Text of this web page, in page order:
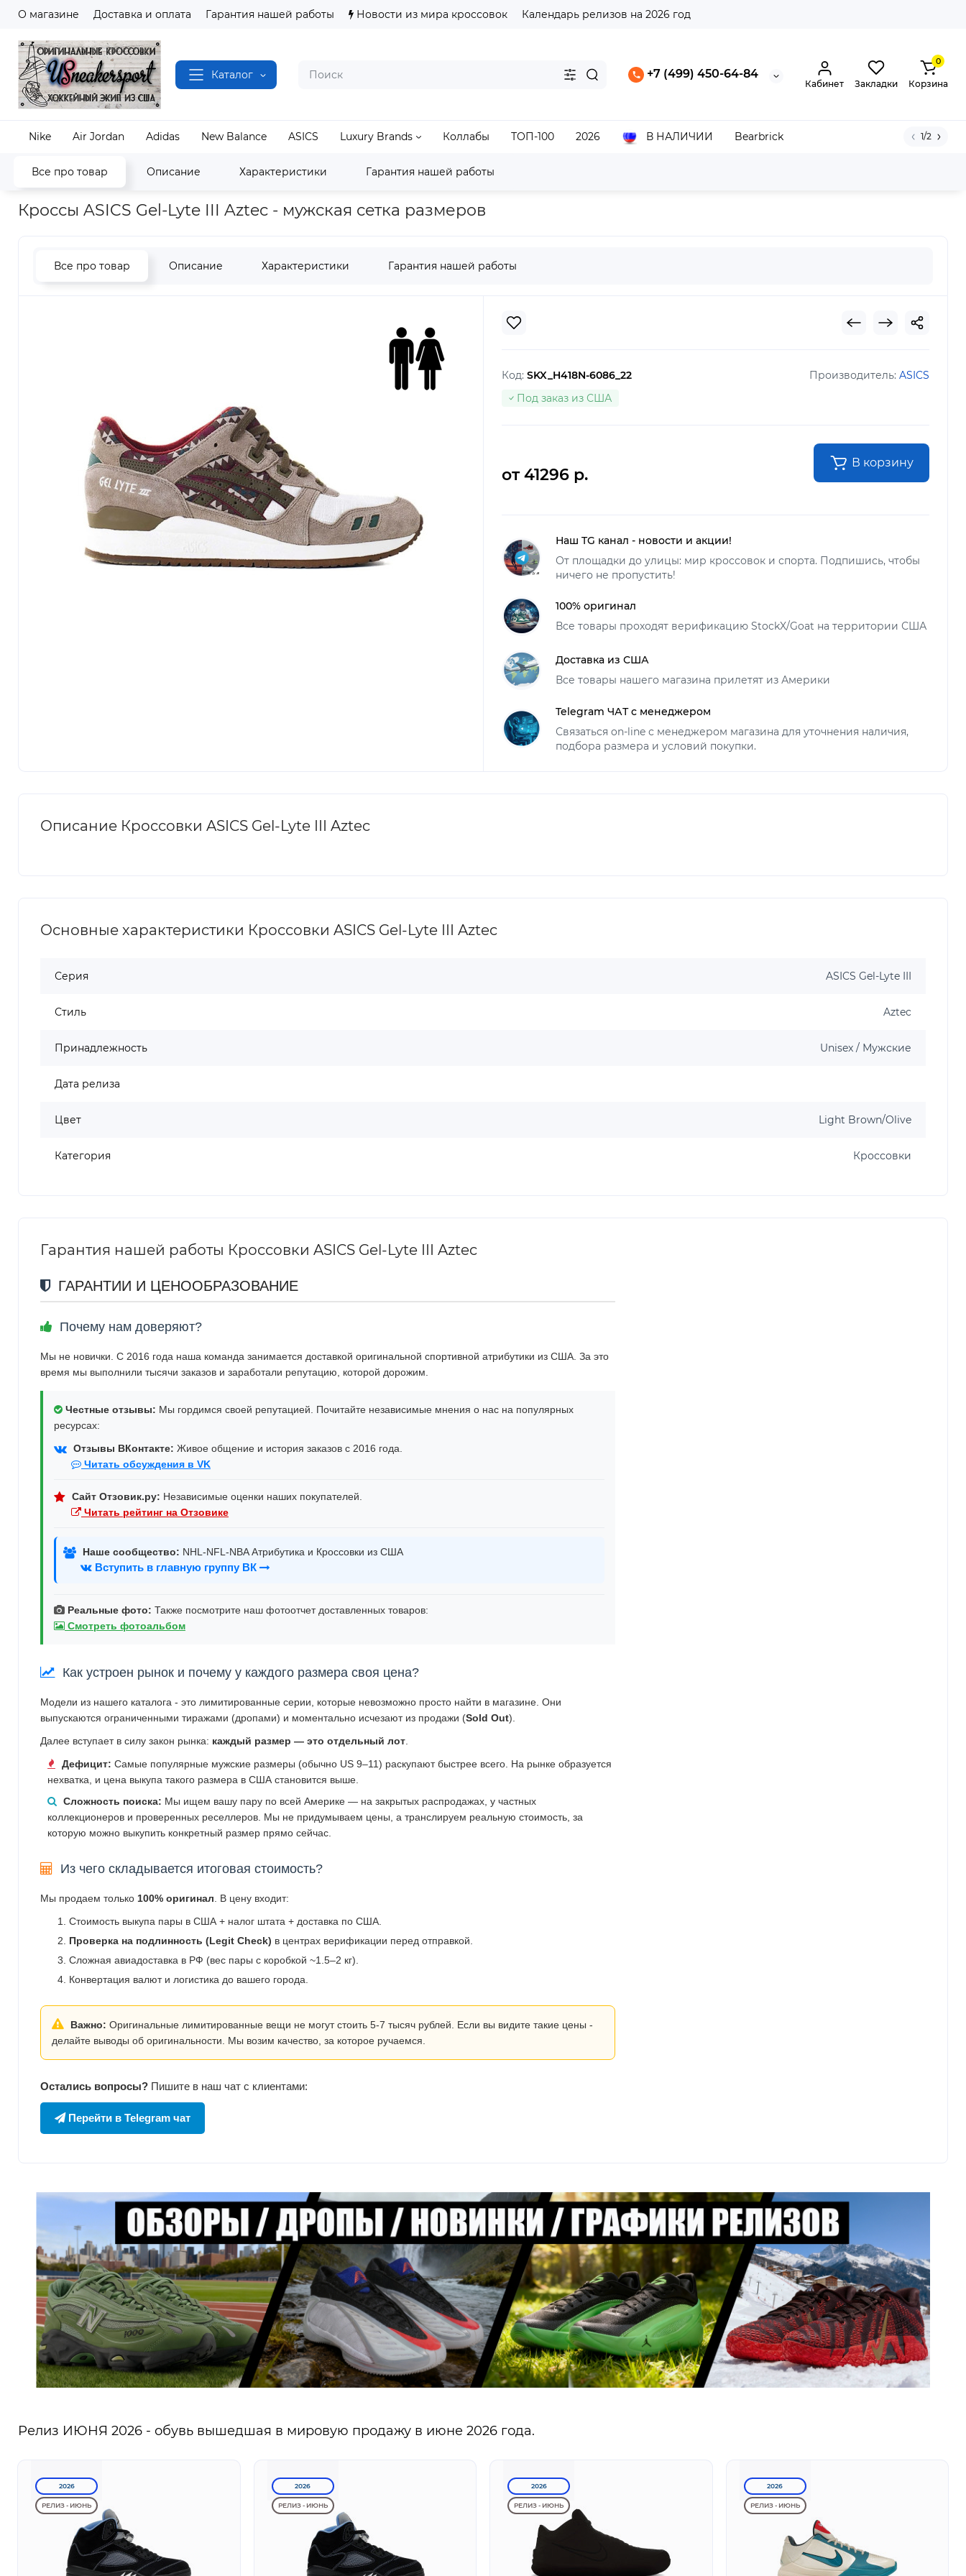
О магазине Доставка и оплата Гарантия нашей работы Новости из мира кроссовок Календарь релизов на 2026 год
Каталог +7 (499) 450-64-84
Кабинет Закладки
0
Корзина
Nike Air Jordan Adidas New Balance ASICS Luxury Brands Коллабы ТОП-100 2026 В НАЛИЧИИ Bearbrick 1/2
Все про товар Описание Характеристики Гарантия нашей работы
Наш магазин Полный каталог кроссовок ASICS ASICS Gel-Lyte III Кроссовки ASICS Gel-Lyte III Aztec
Кроссы ASICS Gel-Lyte III Aztec - мужская сетка размеров
Все про товар Описание Характеристики Гарантия нашей работы
Код: SKX_H418N-6086_22 Производитель: ASICS
Под заказ из США
от 41296 р.
В корзину
Наш TG канал - новости и акции!
От площадки до улицы: мир кроссовок и спорта. Подпишись, чтобы
ничего не пропустить!
100% оригинал
Все товары проходят верификацию StockX/Goat на территории США
Доставка из США
Все товары нашего магазина прилетят из Америки
Telegram ЧАТ с менеджером
Связаться on-line с менеджером магазина для уточнения наличия,
подбора размера и условий покупки.
Описание Кроссовки ASICS Gel-Lyte III Aztec
Основные характеристики Кроссовки ASICS Gel-Lyte III Aztec
Серия ASICS Gel-Lyte III
Стиль Aztec
Принадлежность Unisex / Мужские
Дата релиза
Цвет Light Brown/Olive
Категория Кроссовки
Гарантия нашей работы Кроссовки ASICS Gel-Lyte III Aztec
ГАРАНТИИ И ЦЕНООБРАЗОВАНИЕ
Почему нам доверяют?
Мы не новички. С 2016 года наша команда занимается доставкой оригинальной спортивной атрибутики из США. За это
время мы выполнили тысячи заказов и заработали репутацию, которой дорожим.
Честные отзывы: Мы гордимся своей репутацией. Почитайте независимые мнения о нас на популярных
ресурсах:
Отзывы ВКонтакте: Живое общение и история заказов с 2016 года.
Читать обсуждения в VK
Сайт Отзовик.ру: Независимые оценки наших покупателей.
Читать рейтинг на Отзовике
Наше сообщество: NHL-NFL-NBA Атрибутика и Кроссовки из США
Вступить в главную группу ВК
Реальные фото: Также посмотрите наш фотоотчет доставленных товаров:
Смотреть фотоальбом
Как устроен рынок и почему у каждого размера своя цена?
Модели из нашего каталога - это лимитированные серии, которые невозможно просто найти в магазине. Они
выпускаются ограниченными тиражами (дропами) и моментально исчезают из продажи (Sold Out).
Далее вступает в силу закон рынка: каждый размер — это отдельный лот
Дефицит: Самые популярные мужские размеры (обычно US 9–11) раскупают быстрее всего. На рынке образуется
нехватка, и цена выкупа такого размера в США становится выше.
Сложность поиска: Мы ищем вашу пару по всей Америке — на закрытых распродажах, у частных
коллекционеров и проверенных реселлеров. Мы не придумываем цены, а транслируем реальную стоимость, за
которую можно выкупить конкретный размер прямо сейчас.
Из чего складывается итоговая стоимость?
Мы продаем только 100% оригинал . В цену входит:
Стоимость выкупа пары в США + налог штата + доставка по США.
Проверка на подлинность (Legit Check) в центрах верификации перед отправкой.
Сложная авиадоставка в РФ (вес пары с коробкой ~1.5–2 кг).
Конвертация валют и логистика до вашего города.
Важно: Оригинальные лимитированные вещи не могут стоить 5-7 тысяч рублей. Если вы видите такие цены -
делайте выводы об оригинальности. Мы возим качество, за которое ручаемся.
Остались вопросы? Пишите в наш чат с клиентами:
Перейти в Telegram чат
Релиз ИЮНЯ 2026 - обувь вышедшая в мировую продажу в июне 2026 года.
2026
РЕЛИЗ - ИЮНЬ
2026
РЕЛИЗ - ИЮНЬ
2026
РЕЛИЗ - ИЮНЬ
2026
РЕЛИЗ - ИЮНЬ